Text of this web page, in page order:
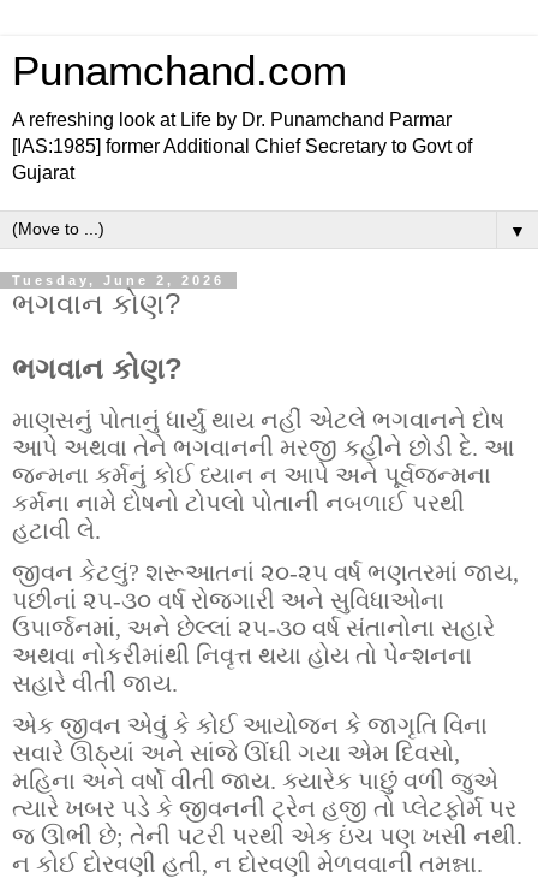
Punamchand.com
A refreshing look at Life by Dr. Punamchand Parmar
[IAS:1985] former Additional Chief Secretary to Govt of
Gujarat
▼
Tuesday, June 2, 2026
ભગવાન કોણ?
ભગવાન કોણ?
માણસનું પોતાનું ધાર્યું થાય નહીં એટલે ભગવાનને દોષ
આપે અથવા તેને ભગવાનની મરજી કહીને છોડી દે. આ
જન્મના કર્મનું કોઈ ધ્યાન ન આપે અને પૂર્વજન્મના
કર્મના નામે દોષનો ટોપલો પોતાની નબળાઈ પરથી
હટાવી લે.
જીવન કેટલું? શરૂઆતનાં ૨૦-૨૫ વર્ષ ભણતરમાં જાય,
પછીનાં ૨૫-૩૦ વર્ષ રોજગારી અને સુવિધાઓના
ઉપાર્જનમાં, અને છેલ્લાં ૨૫-૩૦ વર્ષ સંતાનોના સહારે
અથવા નોકરીમાંથી નિવૃત્ત થયા હોય તો પેન્શનના
સહારે વીતી જાય.
એક જીવન એવું કે કોઈ આયોજન કે જાગૃતિ વિના
સવારે ઊઠ્યાં અને સાંજે ઊંઘી ગયા એમ દિવસો,
મહિના અને વર્ષો વીતી જાય. ક્યારેક પાછું વળી જુએ
ત્યારે ખબર પડે કે જીવનની ટ્રેન હજી તો પ્લેટફોર્મ પર
જ ઊભી છે; તેની પટરી પરથી એક ઇંચ પણ ખસી નથી.
ન કોઈ દોરવણી હતી, ન દોરવણી મેળવવાની તમન્ના.